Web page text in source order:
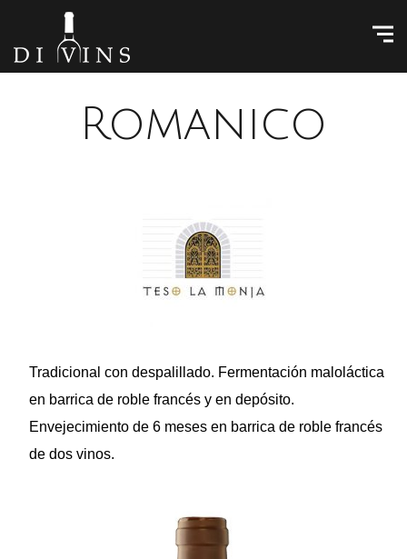
Romanico
Tradicional con despalillado. Fermentación maloláctica
en barrica de roble francés y en depósito.
Envejecimiento de 6 meses en barrica de roble francés
de dos vinos.